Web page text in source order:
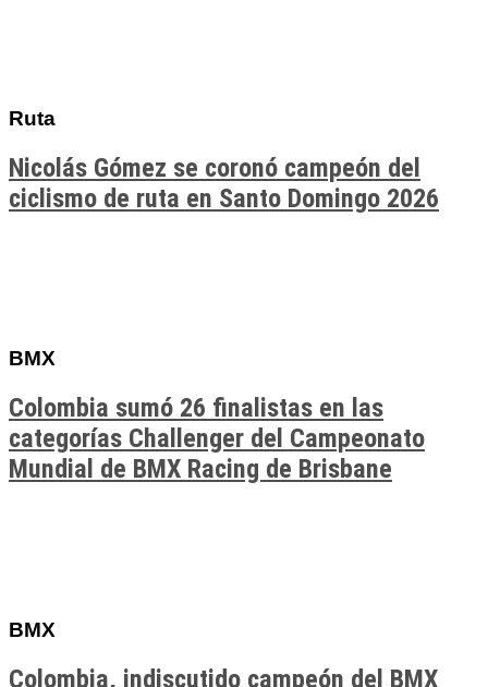
Ruta
Nicolás Gómez se coronó campeón del
ciclismo de ruta en Santo Domingo 2026
BMX
Colombia sumó 26 finalistas en las
categorías Challenger del Campeonato
Mundial de BMX Racing de Brisbane
BMX
Colombia, indiscutido campeón del BMX